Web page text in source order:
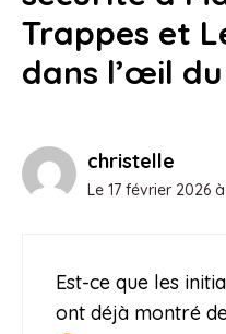
Trappes et
dans l’œil
christelle
Le 17 février 2026
Est-ce que les
ont déjà montré